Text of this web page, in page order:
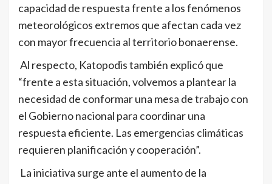
capacidad de respuesta frente a los fenómenos
meteorológicos extremos que afectan cada vez
con mayor frecuencia al territorio bonaerense.
Al respecto, Katopodis también explicó que
“frente a esta situación, volvemos a plantear la
necesidad de conformar una mesa de trabajo con
el Gobierno nacional para coordinar una
respuesta eficiente. Las emergencias climáticas
requieren planificación y cooperación”.
La iniciativa surge ante el aumento de la